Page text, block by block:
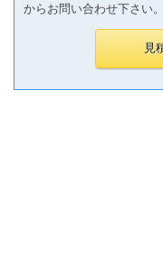
からお問い合わせ下さい。